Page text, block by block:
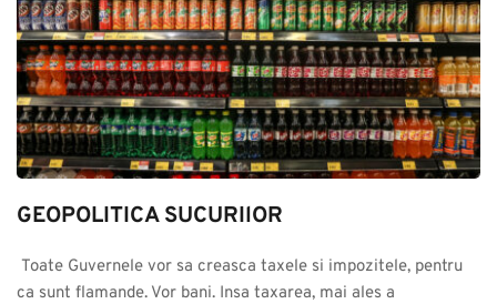
GEOPOLITICA SUCURIlOR
ca sunt flamande. Vor bani. Insa taxarea, mai ales a